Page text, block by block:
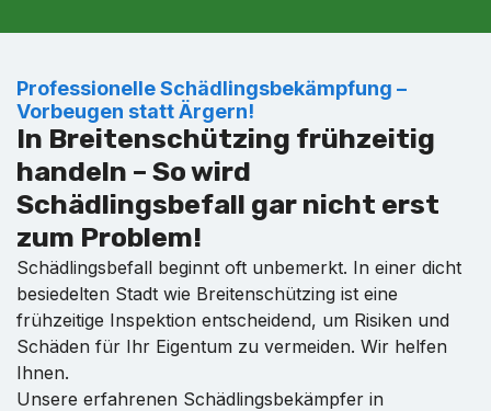
Professionelle Schädlingsbekämpfung –
Vorbeugen statt Ärgern!
In Breitenschützing frühzeitig
handeln – So wird
Schädlingsbefall gar nicht erst
zum Problem!
Schädlingsbefall beginnt oft unbemerkt. In einer dicht
besiedelten Stadt wie Breitenschützing ist eine
frühzeitige Inspektion entscheidend, um Risiken und
Schäden für Ihr Eigentum zu vermeiden. Wir helfen
Ihnen.
Unsere erfahrenen Schädlingsbekämpfer in